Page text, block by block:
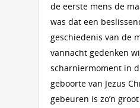
de eerste mens de
was dat een
geschiedenis van de
vannacht gedenken
scharniermoment in
geboorte van Jezus
gebeuren is zo’n